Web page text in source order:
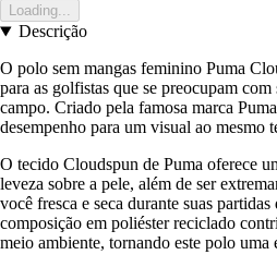
Loading...
Descrição
O polo sem mangas feminino Puma
para as golfistas que se preocupam
campo. Criado pela famosa marca
desempenho para um visual ao mesmo
O tecido Cloudspun de Puma oferece
leveza sobre a pele, além de ser
você fresca e seca durante suas
composição em poliéster reciclado
meio ambiente, tornando este polo uma